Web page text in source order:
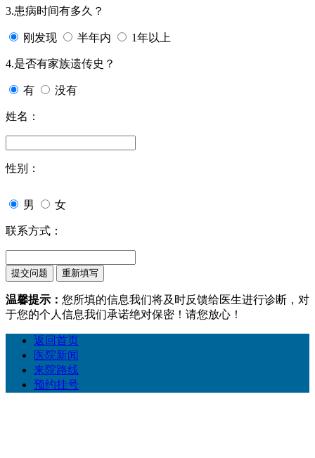
3.患病时间有多久？
刚发现 半年内 1年以上
4.是否有家族遗传史？
有 没有
姓名：
性别：
男 女
联系方式：
温馨提示： 您所填的信息我们将及时反馈给医生进行诊断，对
于您的个人信息我们承诺绝对保密！请您放心！
返回首页
医院新闻
来院路线
预约挂号